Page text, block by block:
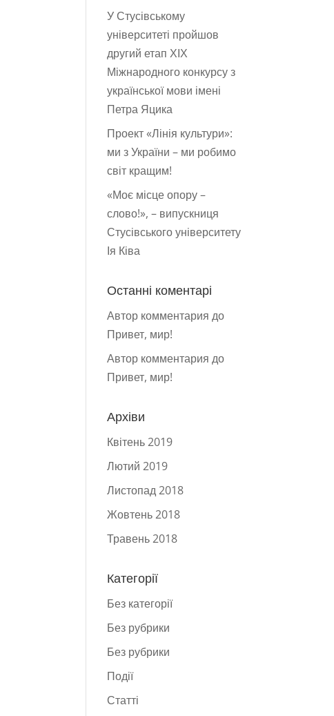
У Стусівському
університеті пройшов
другий етап ХІХ
Міжнародного конкурсу з
української мови імені
Петра Яцика
Проект «Лінія культури»:
ми з України – ми робимо
світ кращим!
«Моє місце опору –
слово!», – випускниця
Стусівського університету
Ія Ківа
Останні коментарі
Автор комментария до
Привет, мир!
Автор комментария до
Привет, мир!
Архіви
Квітень 2019
Лютий 2019
Листопад 2018
Жовтень 2018
Травень 2018
Категорії
Без категорії
Без рубрики
Без рубрики
Події
Статті